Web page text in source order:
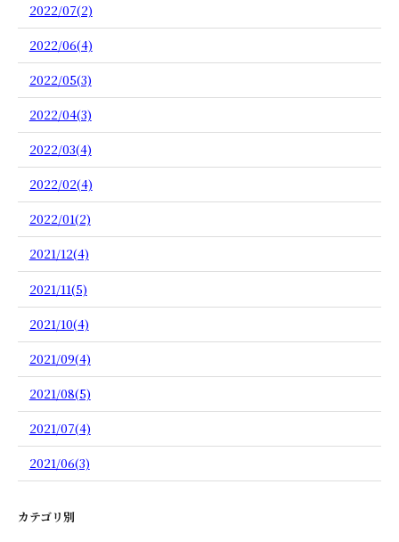
2022/07(2)
2022/06(4)
2022/05(3)
2022/04(3)
2022/03(4)
2022/02(4)
2022/01(2)
2021/12(4)
2021/11(5)
2021/10(4)
2021/09(4)
2021/08(5)
2021/07(4)
2021/06(3)
カテゴリ別